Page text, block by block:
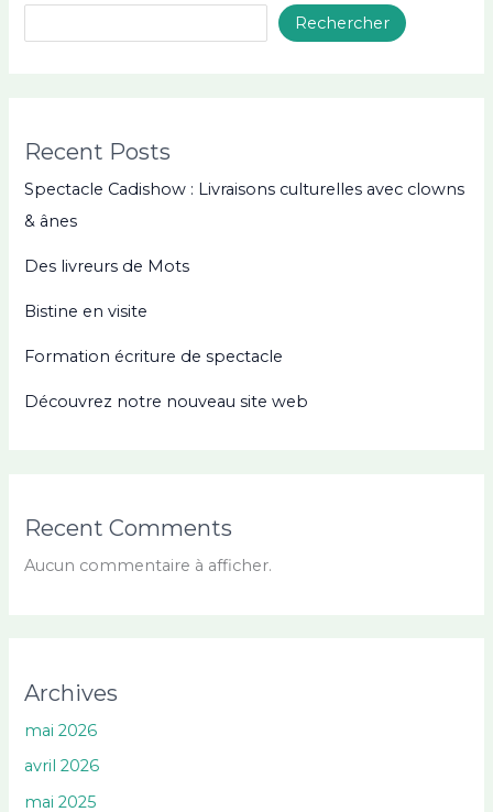
Rechercher
Recent Posts
Spectacle Cadishow : Livraisons culturelles avec clowns
& ânes
Des livreurs de Mots
Bistine en visite
Formation écriture de spectacle
Découvrez notre nouveau site web
Recent Comments
Aucun commentaire à afficher.
Archives
mai 2026
avril 2026
mai 2025